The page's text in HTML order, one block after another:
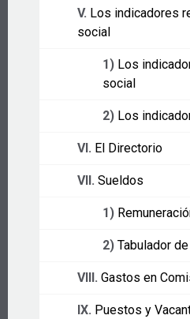
V. Los indicadores
social
1) Los
social
2) Los
VI. El Directorio
VII. Sueldos
1)
2) Tabulador
VIII. Gastos en
IX. Puestos y